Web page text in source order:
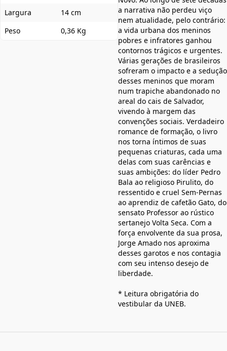
Largura
14 cm
Peso
0,36 Kg
a narrativa não perdeu viço
nem atualidade, pelo contrário:
a vida urbana dos meninos
pobres e infratores ganhou
contornos trágicos e urgentes.
Várias gerações de brasileiros
sofreram o impacto e a sedução
desses meninos que moram
num trapiche abandonado no
areal do cais de Salvador,
vivendo à margem das
convenções sociais. Verdadeiro
romance de formação, o livro
nos torna íntimos de suas
pequenas criaturas, cada uma
delas com suas carências e
suas ambições: do líder Pedro
Bala ao religioso Pirulito, do
ressentido e cruel Sem-Pernas
ao aprendiz de cafetão Gato, do
sensato Professor ao rústico
sertanejo Volta Seca. Com a
força envolvente da sua prosa,
Jorge Amado nos aproxima
desses garotos e nos contagia
com seu intenso desejo de
liberdade.
* Leitura obrigatória do
vestibular da UNEB.